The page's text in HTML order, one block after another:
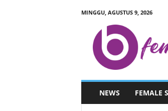
MINGGU, AGUSTUS 9, 2026
NEWS FEMALE